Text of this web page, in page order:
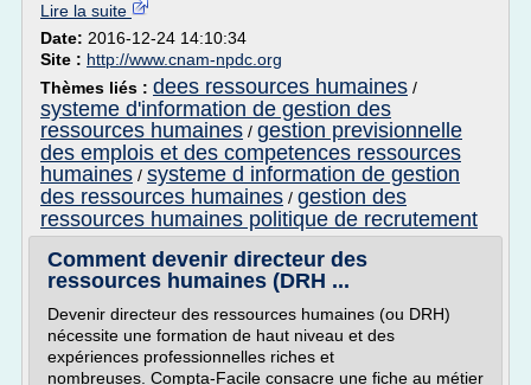
Lire la suite
Date: 2016-12-24 14:10:34
Site : http://www.cnam-npdc.org
Thèmes liés : dees ressources humaines /
systeme d'information de gestion des
ressources humaines / gestion previsionnelle
des emplois et des competences ressources
humaines / systeme d information de gestion
des ressources humaines / gestion des
ressources humaines politique de recrutement
Comment devenir directeur des
ressources humaines (DRH ...
Devenir directeur des ressources humaines (ou DRH)
nécessite une formation de haut niveau et des
expériences professionnelles riches et
nombreuses. Compta-Facile consacre une fiche au métier